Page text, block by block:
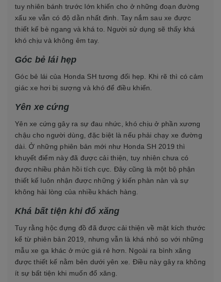
tuy nhiên bánh trước lớn khiến cho ở những đoạn đường
xấu xe vẫn có độ dằn nhất định. Tay nắm sau xe được
thiết kế bè ngang và khá to. Người sử dụng sẽ thấy khá
khó chịu và không êm tay.
Góc bẻ lái hẹp
Góc bẻ lái của Honda SH tương đối hẹp. Khi rẽ thì có cảm
giác xe hơi bị sượng và khó để điều khiển.
Yên xe cứng
Yên xe cứng gây ra sự đau nhức, khó chịu ở phần xương
chậu cho người dùng, đặc biệt là nếu phải chạy xe đường
dài. Ở những phiên bản mới như Honda SH 2019 thì
khuyết điểm này đã được cải thiện, tuy nhiên chưa có
được nhiều phản hồi tích cực. Đây cũng là một bộ phận
thiết kế luôn nhận được những ý kiến phàn nàn và sự
không hài lòng của nhiều khách hàng.
Khá bất tiện khi đổ xăng
Tuy rằng hộc đựng đồ đã được cải thiện về mặt kích thước
kể từ phiên bản 2019, nhưng vẫn là khá nhỏ so với những
mẫu xe ga khác ở mức giá rẻ hơn. Ngoài ra bình xăng
được thiết kế nằm bên dưới yên xe. Điều này gây ra không
ít sự bất tiện khi muốn đổ xăng.